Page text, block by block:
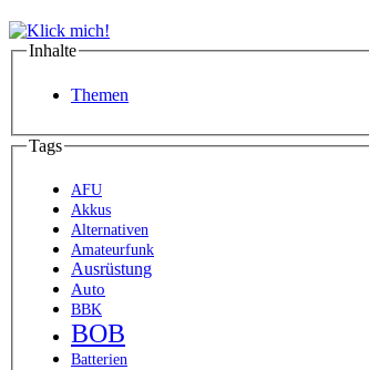
Inhalte
Themen
Tags
AFU
Akkus
Alternativen
Amateurfunk
Ausrüstung
Auto
BBK
BOB
Batterien